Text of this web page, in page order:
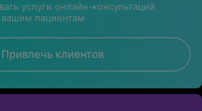
услуги онлайн-консультаций
вашим пациентам
Привлечь клиентов